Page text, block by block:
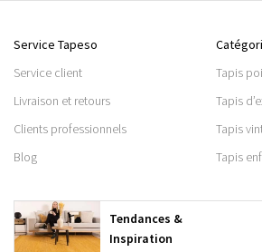
Service Tapeso
Service client
Livraison et retours
Clients professionnels
Blog
Tapis
Tapis
Tapis
Tapis
Tendances &
Inspiration